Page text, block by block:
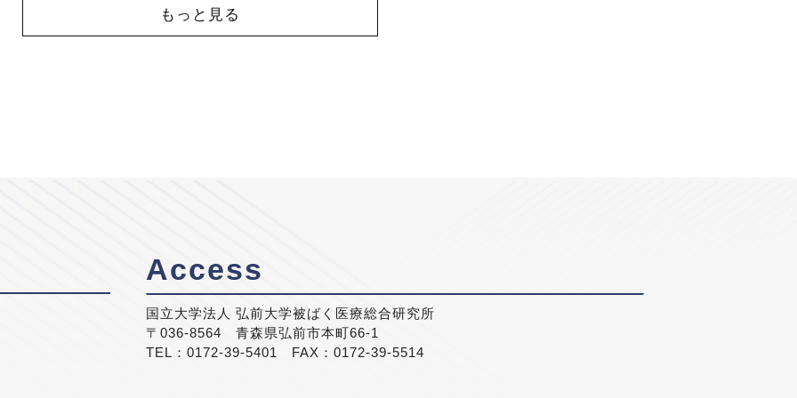
もっと見る
Access
国立大学法人 弘前大学被ばく医療総合研究所
〒036-8564 青森県弘前市本町66-1
TEL：0172-39-5401 FAX：0172-39-5514